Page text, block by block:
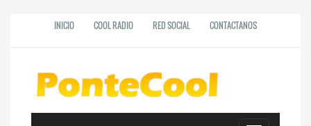
INICIO COOL RADIO RED SOCIAL CONTACTANOS